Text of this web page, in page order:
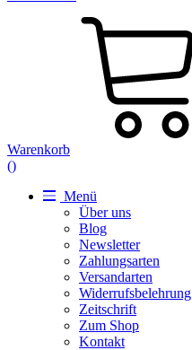
Warenkorb
()
Menü
Über uns
Blog
Newsletter
Zahlungsarten
Versandarten
Widerrufsbelehrung
Zeitschrift
Zum Shop
Kontakt